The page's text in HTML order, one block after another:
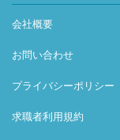
会社概要
お問い合わせ
プライバシーポリシー
求職者利用規約